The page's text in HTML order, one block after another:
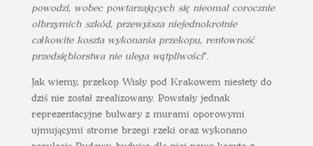
powodzi, wobec powtarzających się nieomal corocznie
olbrzymich szkód, przewyższa niejednokrotnie
całkowite koszta wykonania przekopu, rentowność
przedsiębiorstwa nie ulega wątpliwości“.
Jak wiemy, przekop Wisły pod Krakowem niestety do
dziś nie został zrealizowany. Powstały jednak
reprezentacyjne bulwary z murami oporowymi
ujmującymi strome brzegi rzeki oraz wykonano